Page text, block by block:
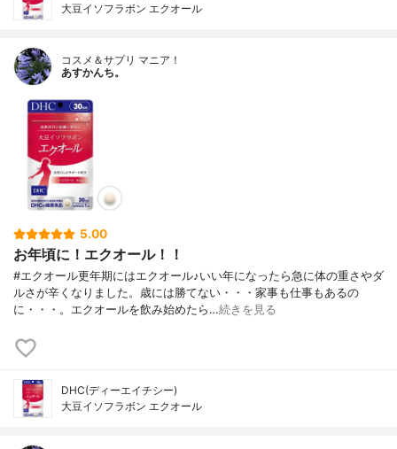
大豆イソフラボン エクオール
コスメ＆サプリ マニア！
あすかんち。
5.00
お年頃に！エクオール！！
#エクオール更年期にはエクオール♪いい年になったら急に体の重さやダ
ルさが辛くなりました。歳には勝てない・・・家事も仕事もあるの
に・・・。エクオールを飲み始めたら…続きを見る
DHC(ディーエイチシー)
大豆イソフラボン エクオール